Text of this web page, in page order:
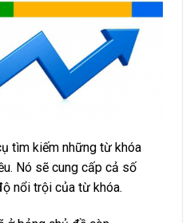
tìm kiếm những từ khóa
Nó sẽ cung cấp cả số
nổi trội của từ khóa.